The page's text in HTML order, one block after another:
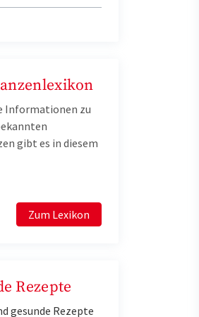
Informationen zu
gibt es in diesem
Zum Lexikon
Rezepte
gesunde Rezepte